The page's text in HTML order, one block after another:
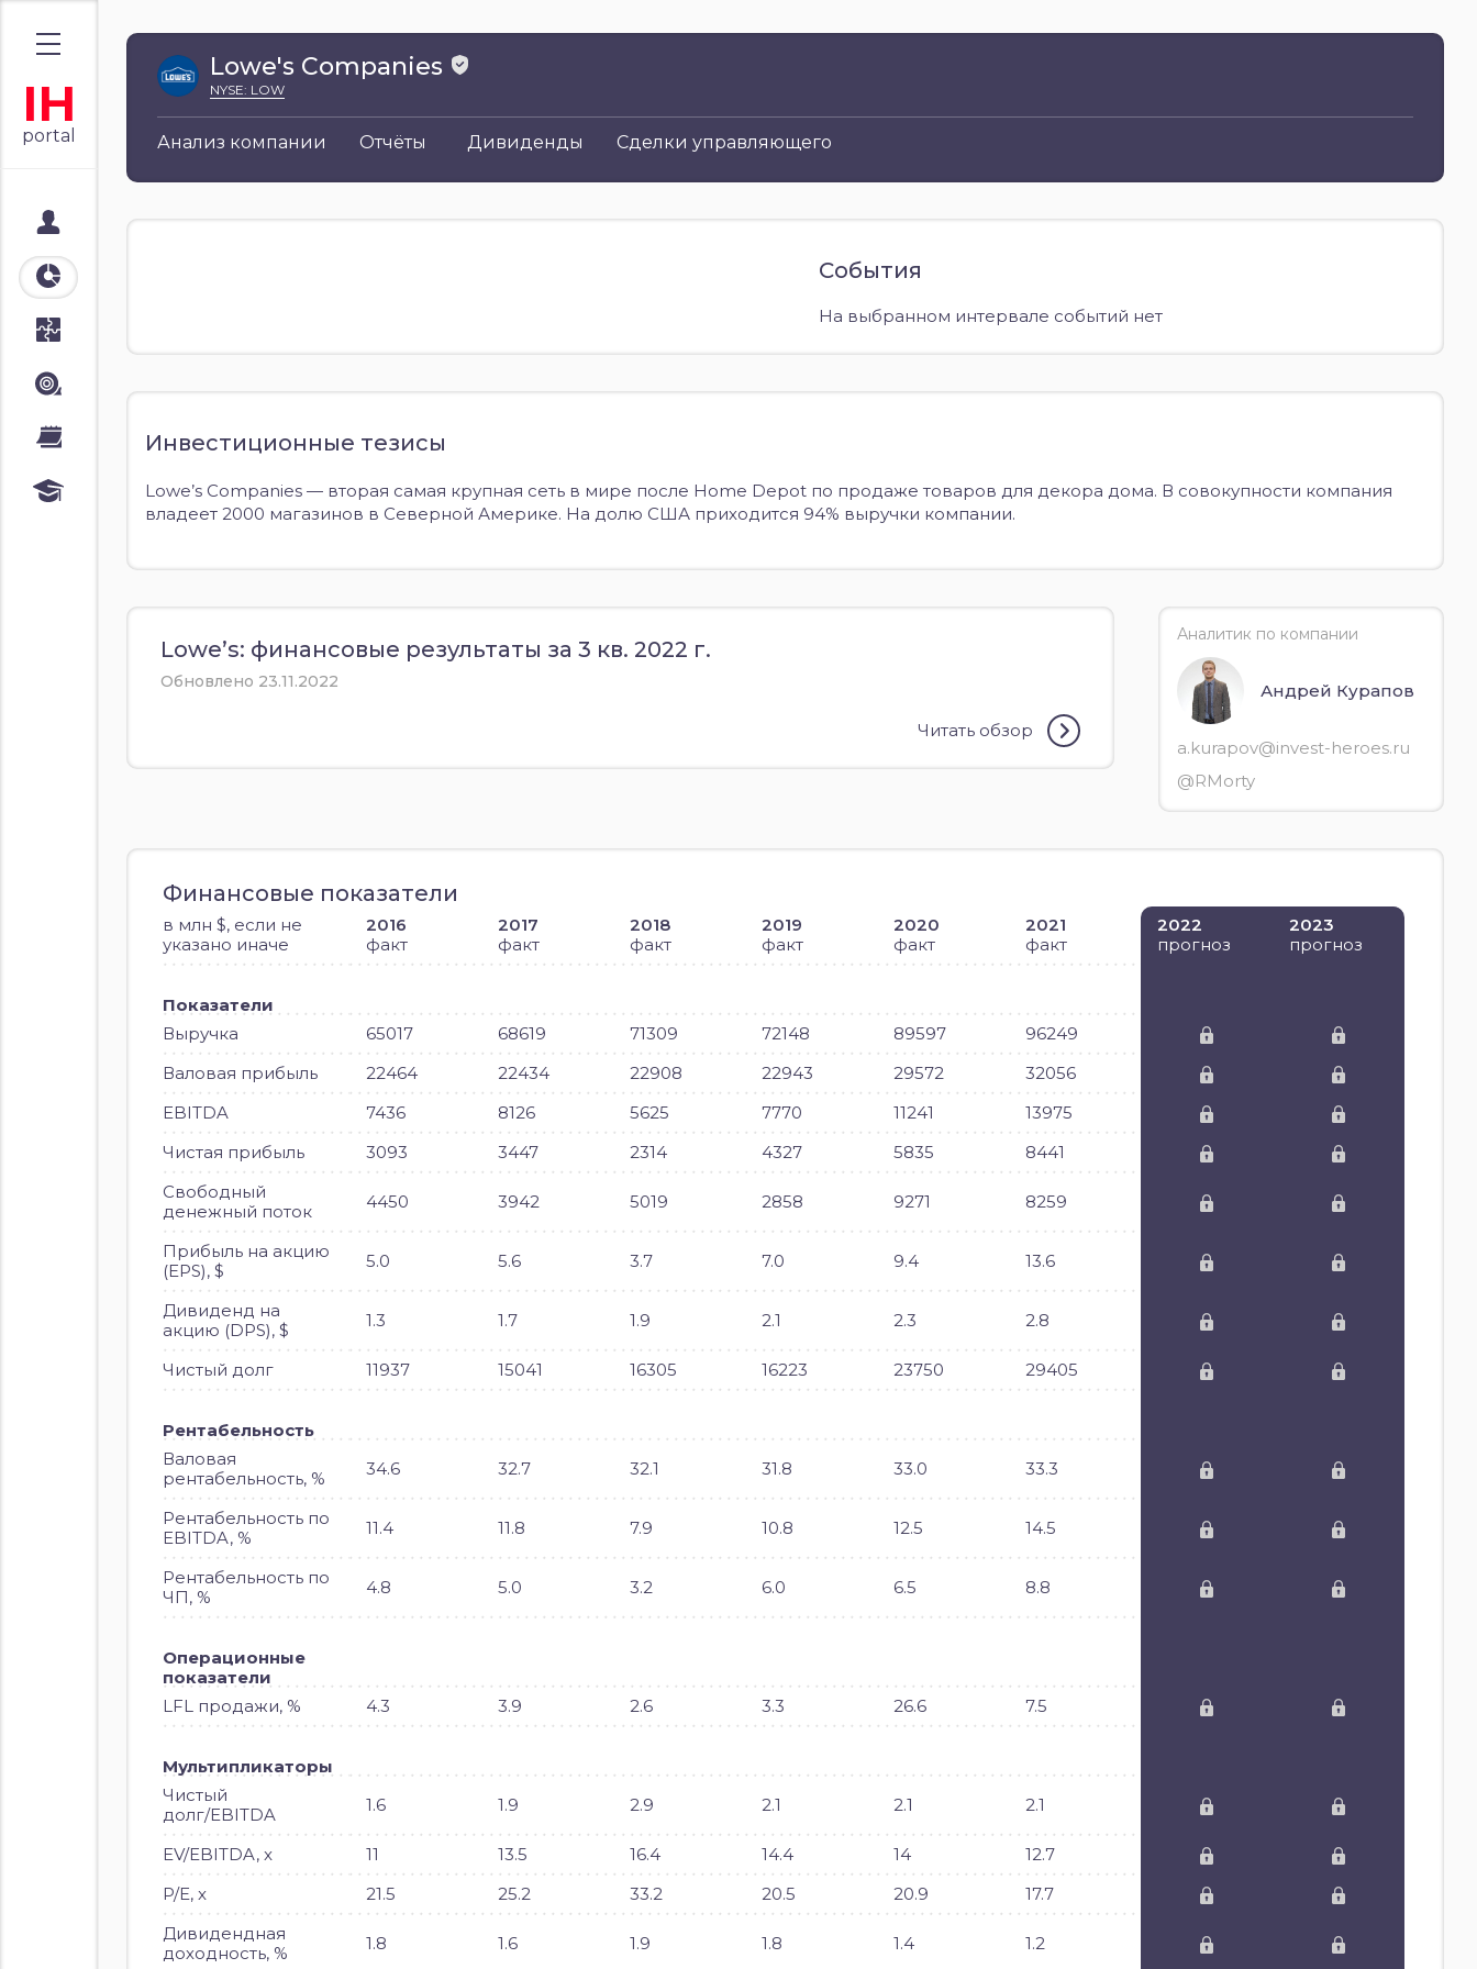
IH
portal
Мой портал
Аналитика
Календари
Обучение
Курс по
Курс по
Lowe's Companies
NYSE: LOW
Анализ компании Отчёты Дивиденды Сделки управляющего
События
На выбранном интервале событий нет
Инвестиционные тезисы
Lowe’s Companies — вторая самая крупная сеть в мире после Home Depot по продаже товаров для декора дома. В совокупности компания
владеет 2000 магазинов в Северной Америке. На долю США приходится 94% выручки компании.
Lowe’s: финансовые результаты за 3 кв. 2022 г.
Обновлено 23.11.2022
Читать обзор
Аналитик по компании
Андрей Курапов
a.kurapov@invest-heroes.ru
@RMorty
Финансовые показатели
в млн $, если не
указано иначе
2016
факт
2017
факт
2018
факт
2019
факт
2020
факт
2021
факт
2022
прогноз
2023
прогноз
Показатели
Выручка
65017 68619 71309 72148 89597
96249
Валовая прибыль
22464 22434 22908 22943 29572
32056
EBITDA
7436 8126 5625 7770 11241
13975
Чистая прибыль
3093 3447 2314 4327 5835
8441
Свободный
денежный поток
4450 3942 5019 2858 9271 8259
Прибыль на акцию
(EPS), $
5.0 5.6 3.7 7.0 9.4 13.6
Дивиденд на
акцию (DPS), $
1.3 1.7 1.9 2.1 2.3 2.8
Чистый долг 11937 15041 16305 16223 23750 29405
Рентабельность
Валовая
рентабельность, %
34.6 32.7 32.1 31.8 33.0 33.3
Рентабельность по
EBITDA, %
11.4 11.8 7.9 10.8 12.5 14.5
Рентабельность по
ЧП, %
4.8 5.0 3.2 6.0 6.5 8.8
Операционные
показатели
LFL продажи, %
4.3 3.9 2.6 3.3 26.6 7.5
Мультипликаторы
Чистый
долг/EBITDA
1.6 1.9 2.9 2.1 2.1 2.1
EV/EBITDA, x 11 13.5 16.4 14.4 14
12.7
P/E, x
21.5 25.2 33.2 20.5 20.9
17.7
Дивидендная
доходность, %
1.8 1.6 1.9 1.8 1.4 1.2